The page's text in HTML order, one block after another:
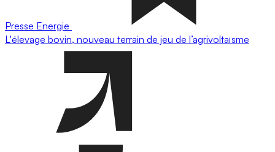
Presse Energie
L'élevage bovin, nouveau terrain de jeu de l’agrivoltaïsme